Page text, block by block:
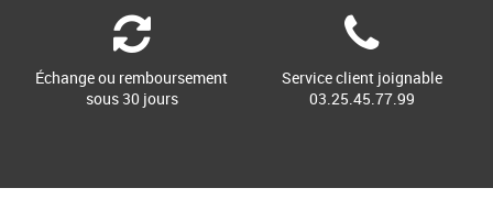
Échange ou remboursement
sous 30 jours
Service client joignable
03.25.45.77.99